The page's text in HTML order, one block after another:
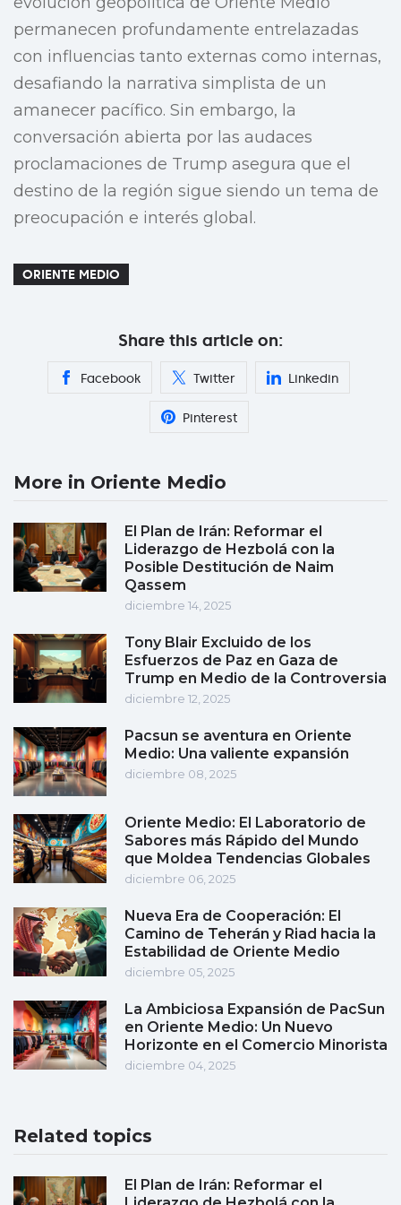
permanecen profundamente entrelazadas
con influencias tanto externas como internas,
desafiando la narrativa simplista de un
amanecer pacífico. Sin embargo, la
conversación abierta por las audaces
proclamaciones de Trump asegura que el
destino de la región sigue siendo un tema de
preocupación e interés global.
ORIENTE MEDIO
Share this article on:
Facebook Twitter Linkedin
Pinterest
More in Oriente Medio
El Plan de Irán: Reformar el
Liderazgo de Hezbolá con la
Posible Destitución de Naim
Qassem
diciembre 14, 2025
Tony Blair Excluido de los
Esfuerzos de Paz en Gaza de
Trump en Medio de la Controversia
diciembre 12, 2025
Pacsun se aventura en Oriente
Medio: Una valiente expansión
diciembre 08, 2025
Oriente Medio: El Laboratorio de
Sabores más Rápido del Mundo
que Moldea Tendencias Globales
diciembre 06, 2025
Nueva Era de Cooperación: El
Camino de Teherán y Riad hacia la
Estabilidad de Oriente Medio
diciembre 05, 2025
La Ambiciosa Expansión de PacSun
en Oriente Medio: Un Nuevo
Horizonte en el Comercio Minorista
diciembre 04, 2025
Related topics
El Plan de Irán: Reformar el